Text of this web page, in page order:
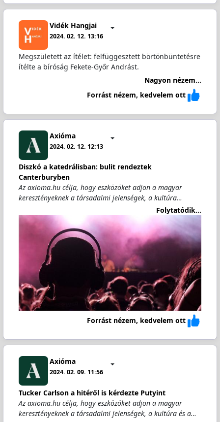
Vidék Hangjai
2024. 02. 12. 13:16
Megszületett az ítélet: felfüggesztett börtönbüntetésre
ítélte a bíróság Fekete-Győr Andrást.
Nagyon nézem...
Forrást nézem, kedvelem ott
Axióma
2024. 02. 12. 12:13
Diszkó a katedrálisban: bulit rendeztek
Canterburyben
Az axioma.hu célja, hogy eszközöket adjon a magyar
keresztényeknek a társadalmi jelenségek, a kultúra…
Folytatódik...
Forrást nézem, kedvelem ott
Axióma
2024. 02. 09. 11:56
Tucker Carlson a hitéről is kérdezte Putyint
Az axioma.hu célja, hogy eszközöket adjon a magyar
keresztényeknek a társadalmi jelenségek, a kultúra és a…